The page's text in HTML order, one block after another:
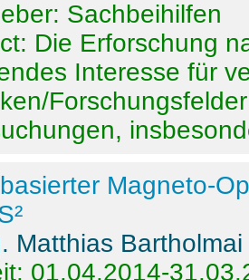
Sachbeihilfen
Die Erforschung
Interesse für
Magneto-
Matthias Bartholmai
01.04.2014-